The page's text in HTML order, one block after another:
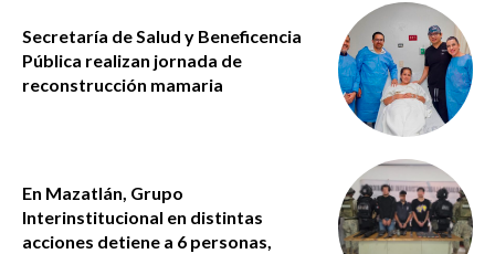
Secretaría de Salud y Beneficencia
Pública realizan jornada de
reconstrucción mamaria
En Mazatlán, Grupo
Interinstitucional en distintas
acciones detiene a 6 personas,